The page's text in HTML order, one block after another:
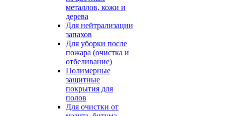
металлов, кожи и
дерева
Для нейтрализации
запахов
Для уборки после
пожара (очистка и
отбеливание)
Полимерные
защитные
покрытия для
полов
Для очистки от